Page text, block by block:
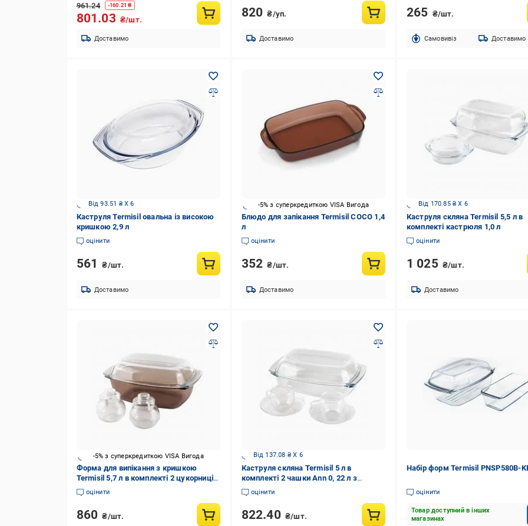
961.24 -160.21 ₴
801.03 ₴/шт.
Доставимо
820 ₴/уп.
Доставимо
265 ₴/шт.
Cамовивіз Доставимо
Від 93.51 ₴ X 6
Каструля Termisil овальна із високою
кришкою 2,9 л
оцінити
561 ₴/шт.
Доставимо
-5% з суперкредиткою VISA Вигода
Блюдо для запікання Termisil COCO 1,4
л
оцінити
352 ₴/шт.
Доставимо
Від 170.85 ₴ X 6
Каструля скляна Termisil 5,5 л в
комплекті кастрюля 1,0 л
оцінити
1 025 ₴/шт.
Доставимо
-5% з суперкредиткою VISA Вигода
Форма для випікання з кришкою
Termisil 5,7 л в комплекті 2 цукорниці
0,3 лоцінити
860 ₴/шт.
Від 137.08 ₴ X 6
Каструля скляна Termisil 5 л в
комплекті 2 чашки Ann 0, 22 л з
блюдцями
оцінити
822.40 ₴/шт.
Набір форм Termisil PNSP580B-
оцінити
Товар доступний в інших
магазинах